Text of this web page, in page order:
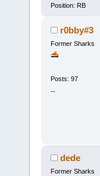
Position: RB
r0bby#3
Former Sharks
Posts: 97
--
dede
Former Sharks